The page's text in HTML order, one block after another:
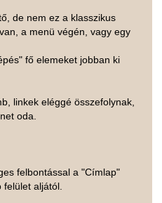
de nem ez a klasszikus
a menü végén, vagy egy
fő elemeket jobban ki
linkek eléggé összefolynak,
oda.
felbontással a "Címlap"
aljától.